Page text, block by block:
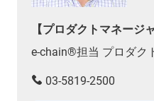
【プロダクトマネージ
e-chain®担当 プロダク
03-5819-2500